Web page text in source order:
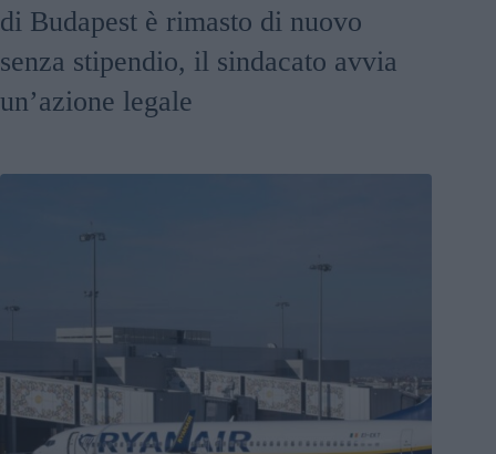
di Budapest è rimasto di nuovo
senza stipendio, il sindacato avvia
un’azione legale